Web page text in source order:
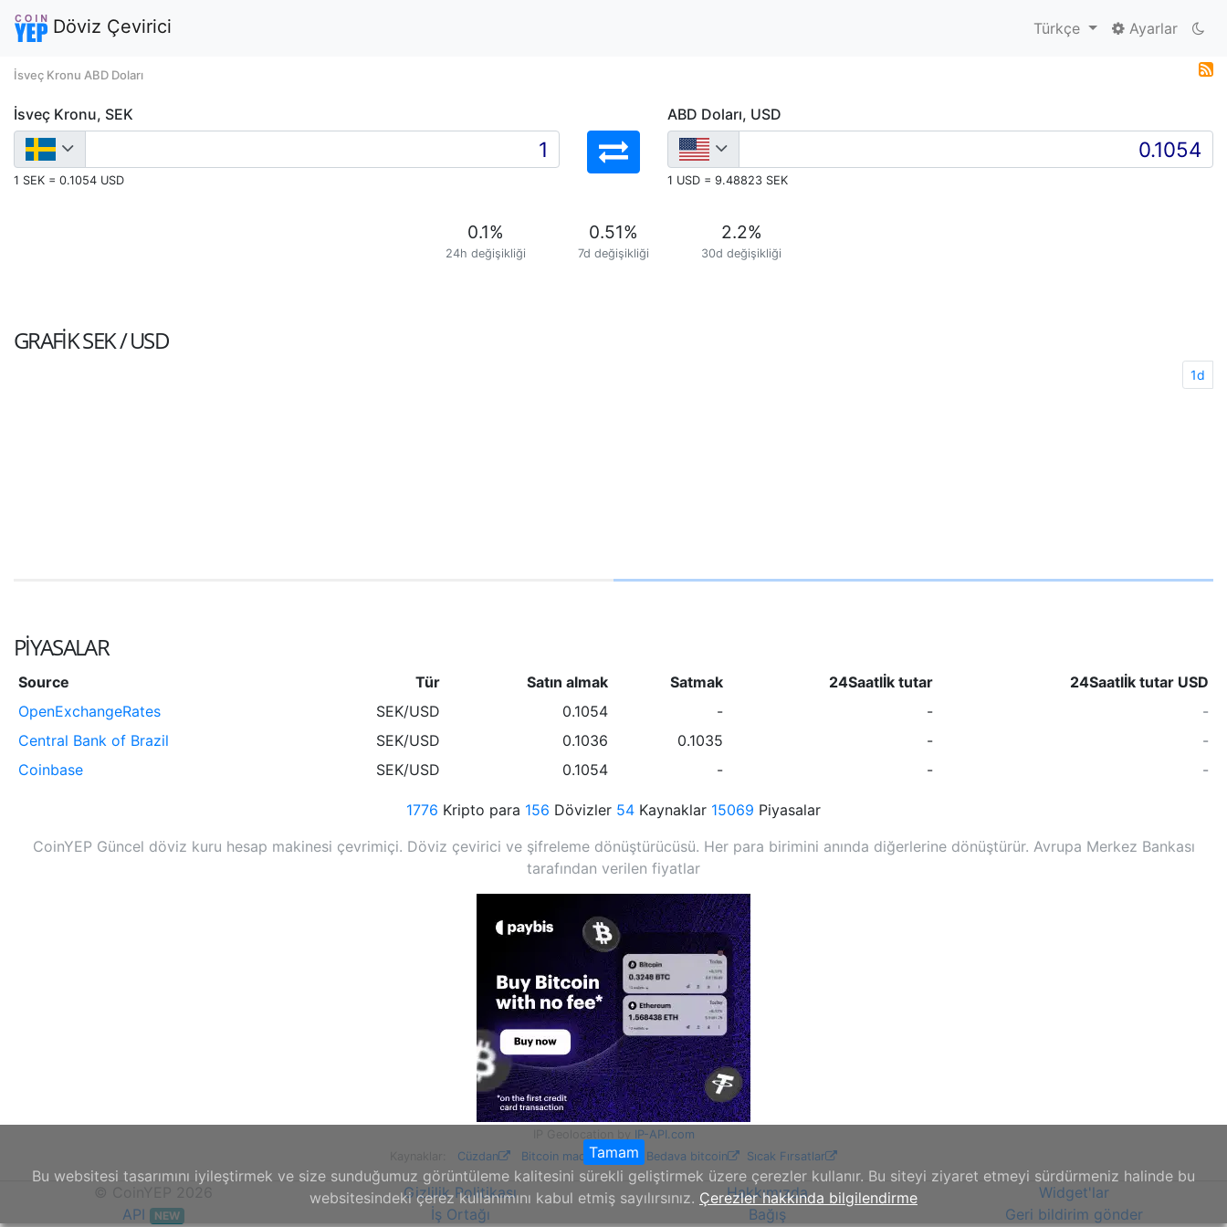
Döviz Çevirici Türkçe Ayarlar
İsveç Kronu ABD Doları
İsveç Kronu, SEK
1 SEK = 0.1054 USD
ABD Doları, USD
1 USD = 9.48823 SEK
0.1%
24h değişikliği
0.51%
7d değişikliği
2.2%
30d değişikliği
GRAFIKSEK / USD
1d
PIYASALAR
Source Tür Satın almak Satmak 24Saatlİk tutar
24Saatlİk tutar USD
OpenExchangeRates
SEK/USD 0.1054 - -
-
Central Bank of Brazil
SEK/USD 0.1036 0.1035 -
-
Coinbase
SEK/USD 0.1054 - - -
1776 Kripto para 156 Dövizler 54 Kaynaklar 15069 Piyasalar
CoinYEP Güncel döviz kuru hesap makinesi çevrimiçi. Döviz çevirici ve şifreleme dönüştürücüsü. Her para birimini anında diğerlerine dönüştürür. Avrupa Merkez Bankası
tarafından verilen fiyatlar
IP-API.com
Cüzdan Bitcoin madenciliği Bedava bitcoin Sıcak Fırsatlar
Gizlilik Politikası Hakkımızda
Widget'lar
API NEW İş Ortağı Bağış Geri bildirim gönder
Tamam
Bu websitesi tasarımını iyileştirmek ve size sunduğumuz görüntüleme kalitesini sürekli geliştirmek üzere çerezler kullanır. Bu siteyi ziyaret etmeyi sürdürmeniz halinde bu
websitesindeki çerez kullanımını kabul etmiş sayılırsınız. Çerezler hakkında bilgilendirme